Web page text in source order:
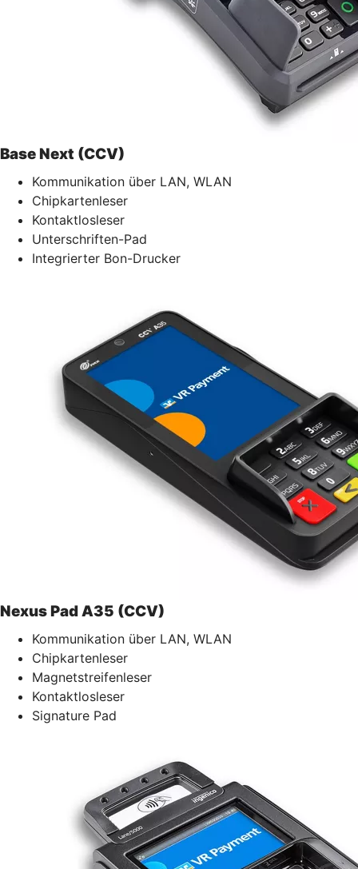
Base Next (CCV)
Kommunikation über LAN, WLAN
Chipkartenleser
Kontaktlosleser
Unterschriften-Pad
Integrierter Bon-Drucker
Nexus Pad A35 (CCV)
Kommunikation über LAN, WLAN
Chipkartenleser
Magnetstreifenleser
Kontaktlosleser
Signature Pad